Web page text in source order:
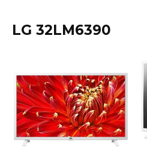
LG 32LM6390